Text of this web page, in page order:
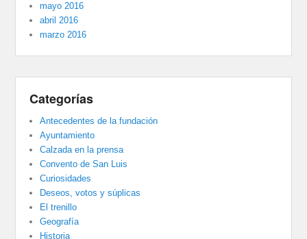
mayo 2016
abril 2016
marzo 2016
Categorías
Antecedentes de la fundación
Ayuntamiento
Calzada en la prensa
Convento de San Luis
Curiosidades
Deseos, votos y súplicas
El trenillo
Geografía
Historia